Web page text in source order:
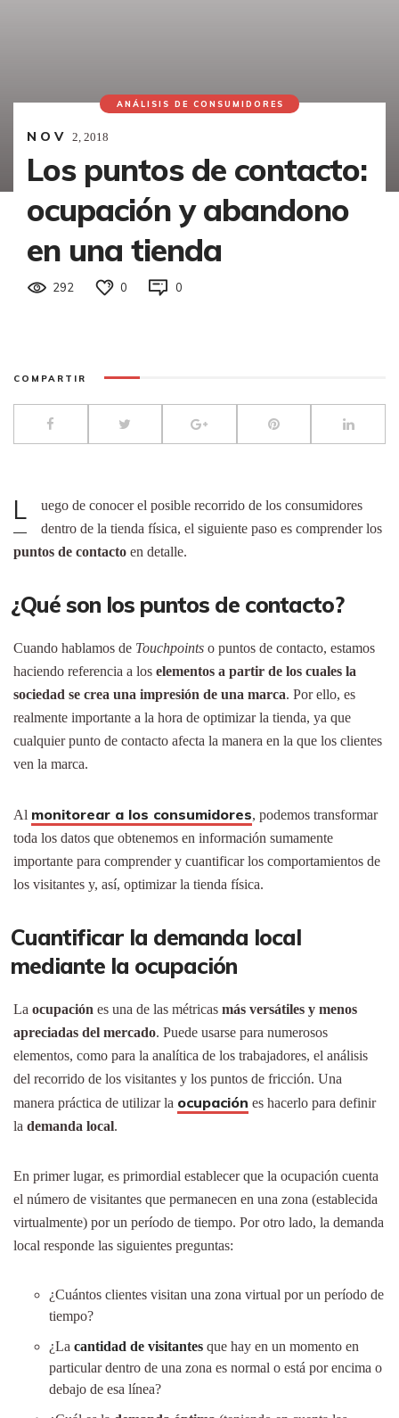
ANÁLISIS DE CONSUMIDORES
NOV 2, 2018
Los puntos de contacto:
ocupación y abandono
en una tienda
292 0 0
COMPARTIR
L
uego de conocer el posible recorrido de los consumidores
dentro de la tienda física, el siguiente paso es comprender los
puntos de contacto en detalle.
¿Qué son los puntos de contacto?
Cuando hablamos de Touchpoints o puntos de contacto, estamos
haciendo referencia a los elementos a partir de los cuales la
sociedad se crea una impresión de una marca. Por ello, es
realmente importante a la hora de optimizar la tienda, ya que
cualquier punto de contacto afecta la manera en la que los clientes
ven la marca.
Al monitorear a los consumidores, podemos transformar
toda los datos que obtenemos en información sumamente
importante para comprender y cuantificar los comportamientos de
los visitantes y, así, optimizar la tienda física.
Cuantificar la demanda local
mediante la ocupación
La ocupación es una de las métricas más versátiles y menos
apreciadas del mercado. Puede usarse para numerosos
elementos, como para la analítica de los trabajadores, el análisis
del recorrido de los visitantes y los puntos de fricción. Una
manera práctica de utilizar la ocupación es hacerlo para definir
la demanda local.
En primer lugar, es primordial establecer que la ocupación cuenta
el número de visitantes que permanecen en una zona (establecida
virtualmente) por un período de tiempo. Por otro lado, la demanda
local responde las siguientes preguntas:
¿Cuántos clientes visitan una zona virtual por un período de
tiempo?
¿La cantidad de visitantes que hay en un momento en
particular dentro de una zona es normal o está por encima o
debajo de esa línea?